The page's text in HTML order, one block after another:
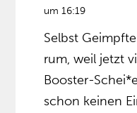
um 16:19
Selbst
rum, weil jetzt
Booster-
schon keinen